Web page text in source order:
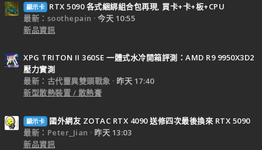
顯示卡
RTX 5090 各式綑綁組合包再現, 買卡+卡+板+CPU
最新：soothepain
今天 10:55
新品資訊
XPG TRITON II 360SE 一體式水冷開箱評測：AMD R9 9950X3D2
壓力實測
最新：古代靈異雙頭戰象
昨天 17:40
新型散熱裝置 / 散熱膏
顯示卡
國外網友 ZOTAC RTX 4090 送修四次最後換來 RTX 5090
最新：Peter_Jian
昨天 13:03
新品資訊